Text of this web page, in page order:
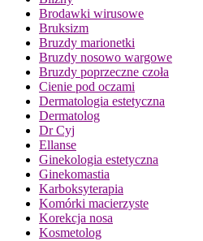
Brodawki wirusowe
Bruksizm
Bruzdy marionetki
Bruzdy nosowo wargowe
Bruzdy poprzeczne czoła
Cienie pod oczami
Dermatologia estetyczna
Dermatolog
Dr Cyj
Ellanse
Ginekologia estetyczna
Ginekomastia
Karboksyterapia
Komórki macierzyste
Korekcja nosa
Kosmetolog